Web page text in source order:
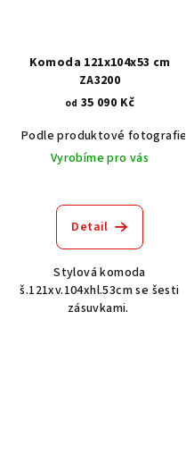
Komoda 121x104x53 cm
ZA3200
od 35 090 Kč
Podle produktové fotografie
Vyrobíme pro vás
Detail
Stylová komoda
š.121xv.104xhl.53cm se šesti
zásuvkami.